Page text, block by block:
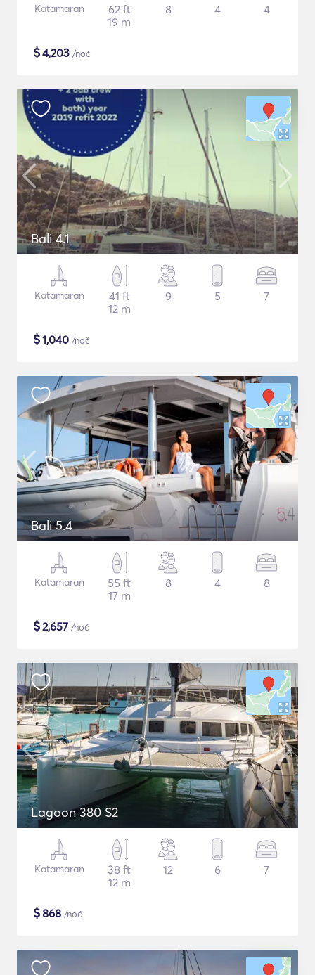
Katamaran
62 ft
19 m
8 4 4
$4,203 /noč
Bali 4.1
Katamaran
41 ft
12 m
9 5 7
$1,040 /noč
Bali 5.4
Katamaran
55 ft
17 m
8 4 8
$2,657 /noč
Lagoon 380 S2
Katamaran
38 ft
12 m
12 6 7
$868 /noč